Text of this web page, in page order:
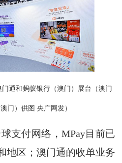
通和蚂蚁银行（澳门）展台（澳门
门）供图 央广网发）
付网络，MPay目前已
地区；澳门通的收单业务